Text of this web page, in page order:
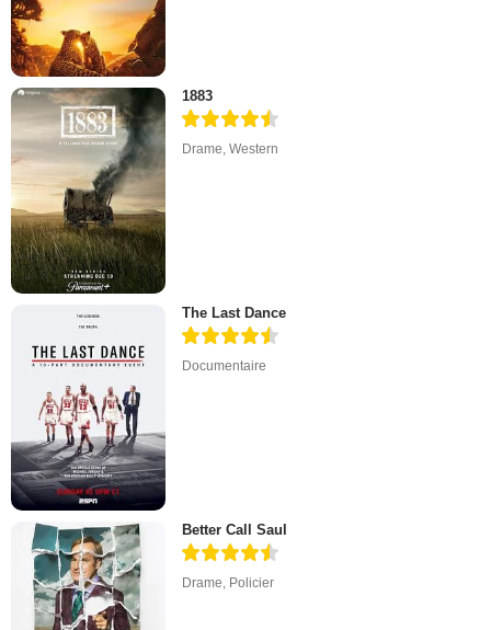
1883
Drame,Western
The Last Dance
Documentaire
Better Call Saul
Drame, Policier